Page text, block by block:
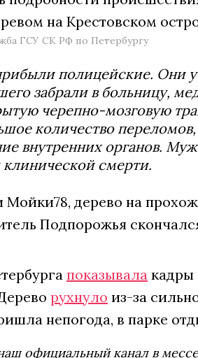
ГСУ СК РФ по Петербургу
полицейские. Они
забрали в больницу,
черепно-мозговую
количество
внутренних органов.
смерти.
дерево на
Подпорожья
показывала кадры
рухнуло из-за
непогода, в парке
официальный канал в